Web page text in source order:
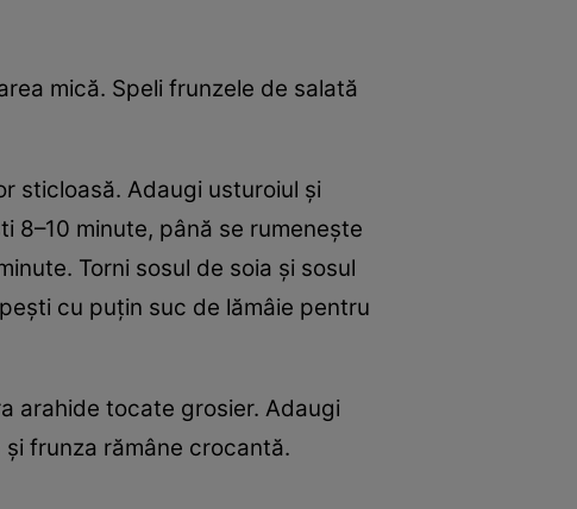
mică. Speli frunzele de salată
sticloasă. Adaugi usturoiul și
8–10 minute, până se rumenește
Torni sosul de soia și sosul
cu puțin suc de lămâie pentru
arahide tocate grosier. Adaugi
frunza rămâne crocantă.